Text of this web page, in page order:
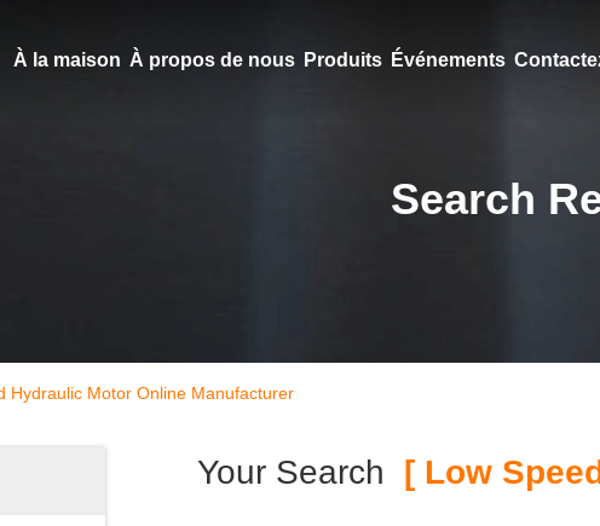
À la maison À propos de nous Produits Événements
Search
Hydraulic Motor Online Manufacturer
Your Search [ Low